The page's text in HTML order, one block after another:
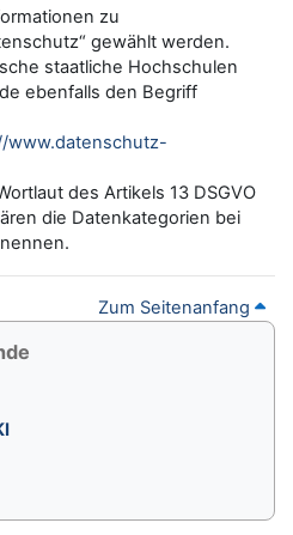
zu
gewählt werden.
staatliche Hochschulen
ebenfalls den Begriff
www.datenschutz-
des Artikels 13 DSGVO
die Datenkategorien bei
Zum Seitenanfang